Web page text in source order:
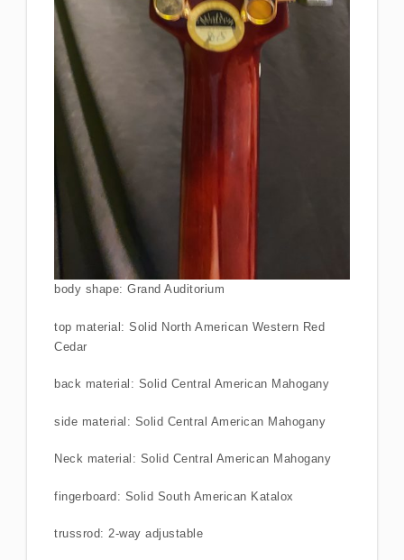
body shape: Grand Auditorium
top material: Solid North American Western Red
Cedar
back material: Solid Central American Mahogany
side material: Solid Central American Mahogany
Neck material: Solid Central American Mahogany
fingerboard: Solid South American Katalox
trussrod: 2-way adjustable